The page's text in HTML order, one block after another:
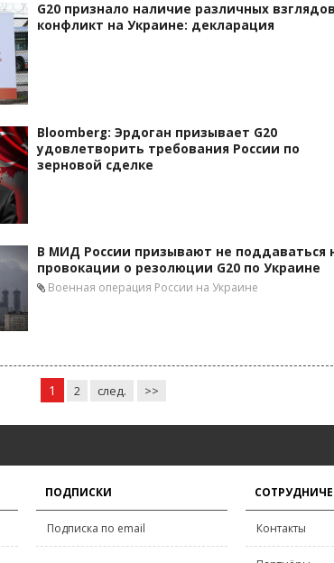
G20 признало наличие различных
конфликт на Украине: декларация
Bloomberg: Эрдоган призывает G20
удовлетворить требования России по
зерновой сделке
В МИД России призывают не поддаваться
провокации о резолюции G20 по Украине
Военная операция России на Украине
1 2 след. >>
ПОДПИСКИ
Подписка по email Контакты